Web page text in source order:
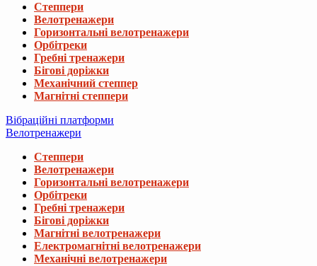
Степпери
Велотренажери
Горизонтальні велотренажери
Орбітреки
Гребні тренажери
Бігові доріжки
Механічний степпер
Магнітні степпери
Вібраційні платформи
Велотренажери
Степпери
Велотренажери
Горизонтальні велотренажери
Орбітреки
Гребні тренажери
Бігові доріжки
Магнітні велотренажери
Електромагнітні велотренажери
Механічні велотренажери